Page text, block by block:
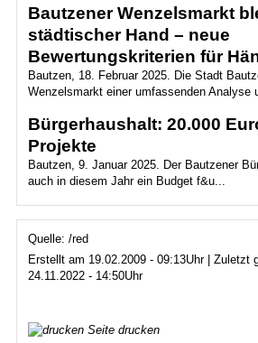
Bautzener Wenzelsmarkt
städtischer Hand – neue
Bewertungskriterien für
Bautzen, 18. Februar 2025. Die Stadt
Wenzelsmarkt einer umfassenden Analyse
Bürgerhaushalt: 20.000
Projekte
Bautzen, 9. Januar 2025. Der Bautzener
auch in diesem Jahr ein Budget f&u...
Quelle: /red
Erstellt am 19.02.2009 - 09:13Uhr | Zuletzt
24.11.2022 - 14:50Uhr
Seite drucken